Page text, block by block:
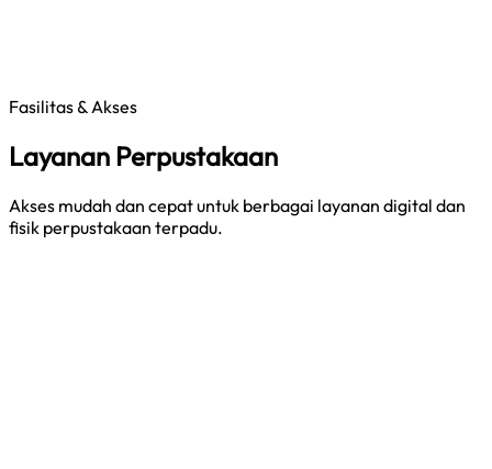
Fasilitas & Akses
Layanan Perpustakaan
Akses mudah dan cepat untuk berbagai layanan digital dan
fisik perpustakaan terpadu.